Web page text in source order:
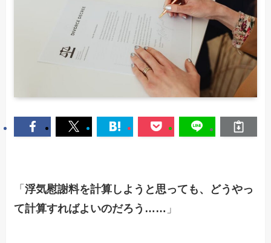
「浮気慰謝料を計算しようと思っても、どうやっ
て計算すればよいのだろう…… 」